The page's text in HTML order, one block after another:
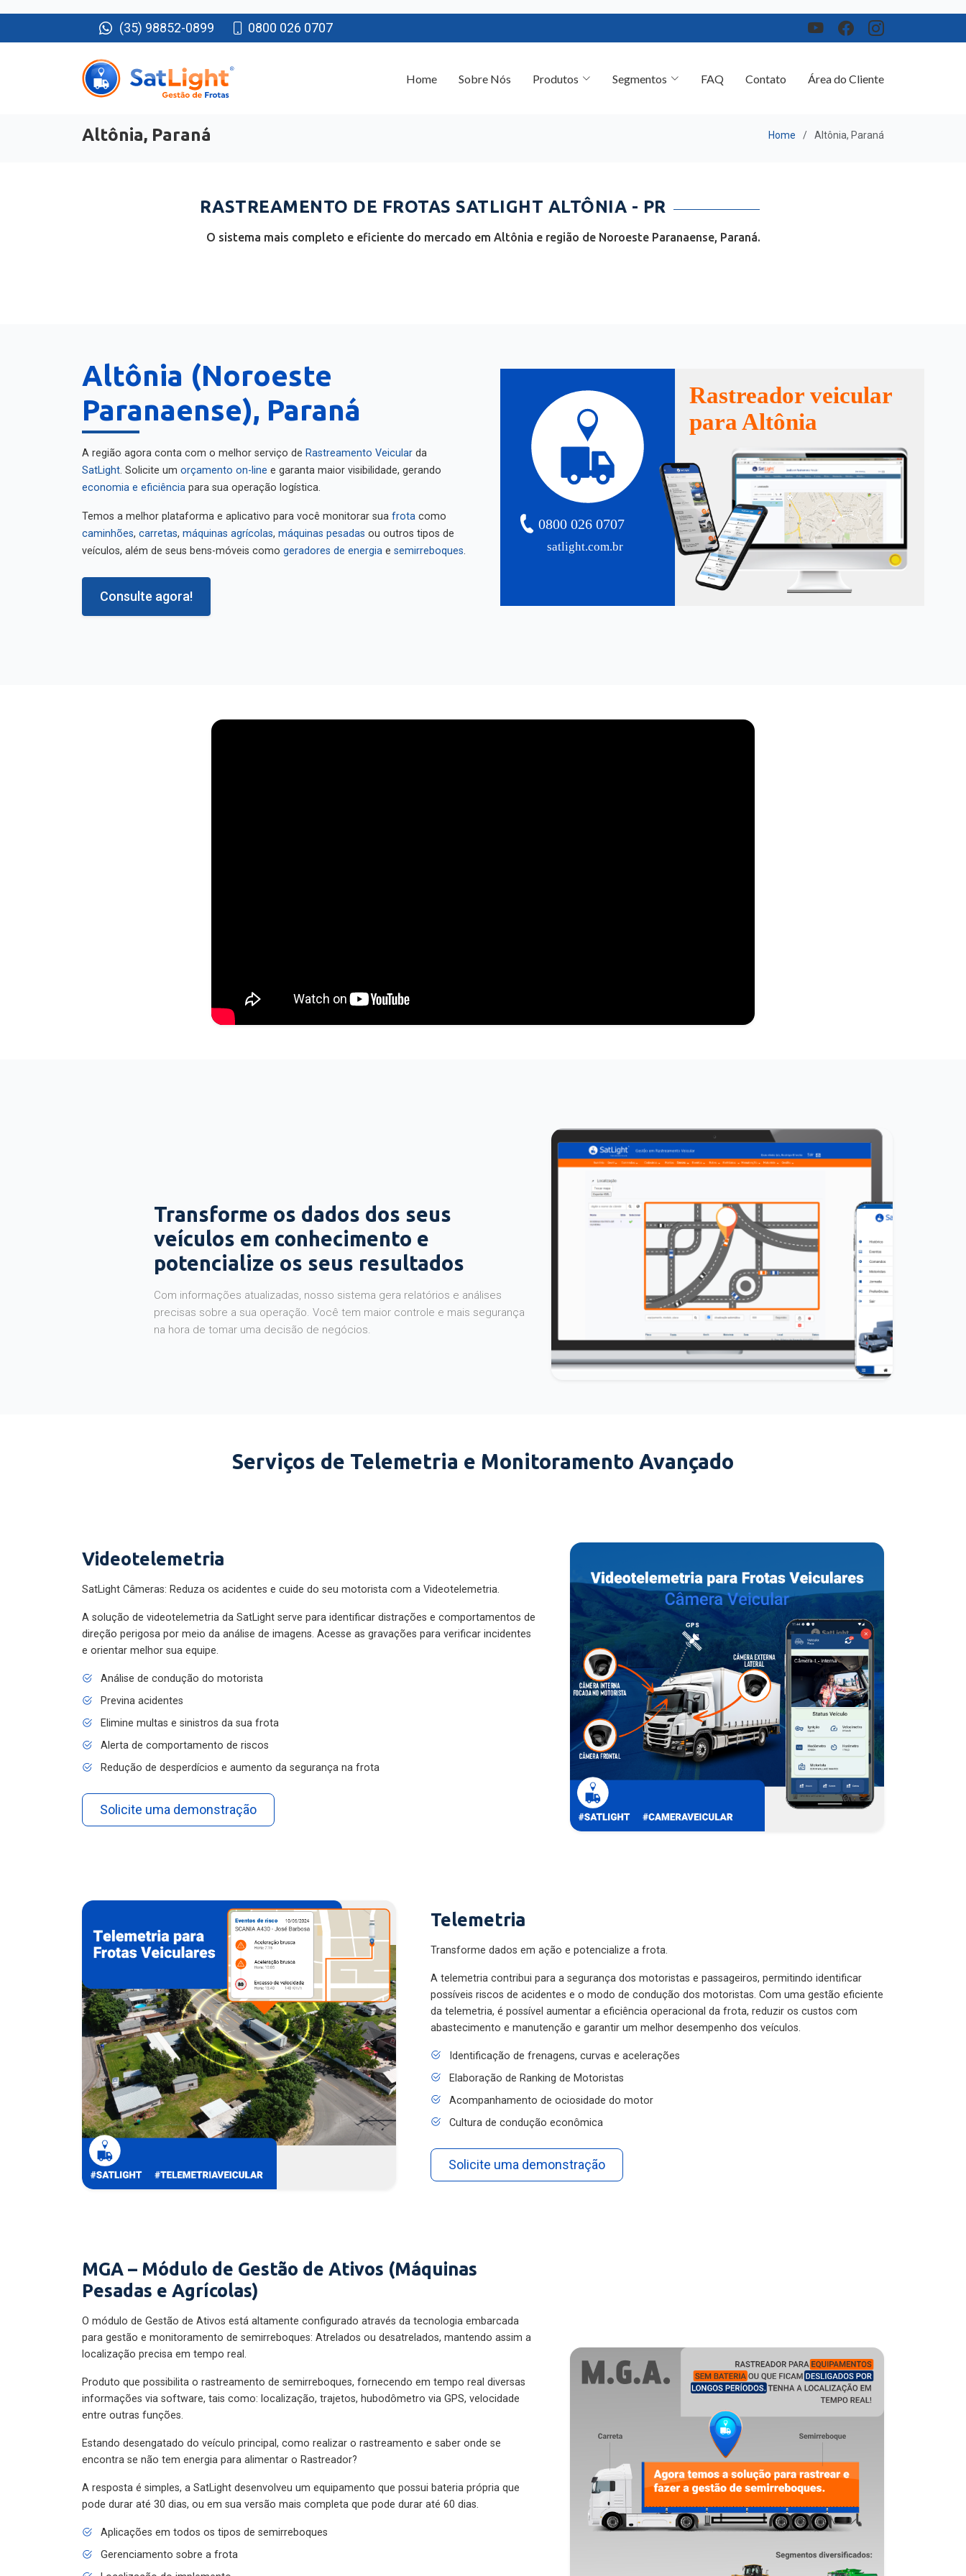
(35) 98852-0899 0800 026 0707
Altônia, Paraná
RASTREAMENTO DE FROTAS SATLIGHT ALTÔNIA - PR
O sistema mais completo e eficiente do mercado em Altônia e região de Noroeste Paranaense, Paraná.
Altônia (Noroeste
Paranaense), Paraná
A região agora conta com o melhor serviço de Rastreamento Veicular
da
SatLight
. Solicite um orçamento on-line
e garanta maior visibilidade, gerando
economia e eficiência
para sua operação logística.
Temos a melhor plataforma e aplicativo para você monitorar sua frota
caminhões
máquinas agrícolas máquinas pesadas
ou outros tipos de
veículos, além de seus bens-móveis como
geradores de energia semirreboques
Consulte agora!
satlight.com.br
0800 026 0707
Rastreador veicular
para Altônia
Transforme os dados dos seus
veículos em conhecimento e
potencialize os seus resultados
Com informações atualizadas, nosso sistema gera relatórios e análises
precisas sobre a sua operação. Você tem maior controle e mais segurança
na hora de tomar uma decisão de negócios.
Serviços de Telemetria e Monitoramento Avançado
Videotelemetria
SatLight Câmeras: Reduza os acidentes e cuide do seu motorista com a Videotelemetria.
A solução de videotelemetria da SatLight serve para identificar distrações e comportamentos de
direção perigosa por meio da análise de imagens. Acesse as gravações para verificar incidentes
e orientar melhor sua equipe.
Análise de condução do motorista
Previna acidentes
Elimine multas e sinistros da sua frota
Alerta de comportamento de riscos
Redução de desperdícios e aumento da segurança na frota
Solicite uma demonstração
Telemetria
Transforme dados em ação e potencialize a frota.
A telemetria contribui para a segurança dos motoristas e passageiros, permitindo identificar
possíveis riscos de acidentes e o modo de condução dos motoristas. Com uma gestão eficiente
da telemetria, é possível aumentar a eficiência operacional da frota, reduzir os custos com
abastecimento e manutenção e garantir um melhor desempenho dos veículos.
Identificação de frenagens, curvas e acelerações
Elaboração de Ranking de Motoristas
Acompanhamento de ociosidade do motor
Cultura de condução econômica
Solicite uma demonstração
MGA – Módulo de Gestão de Ativos (Máquinas
Pesadas e Agrícolas)
O módulo de Gestão de Ativos está altamente configurado através da tecnologia embarcada
para gestão e monitoramento de semirreboques: Atrelados ou desatrelados, mantendo assim a
localização precisa em tempo real.
Produto que possibilita o rastreamento de semirreboques, fornecendo em tempo real diversas
informações via software, tais como: localização, trajetos, hubodômetro via GPS, velocidade
entre outras funções.
Estando desengatado do veículo principal, como realizar o rastreamento e saber onde se
encontra se não tem energia para alimentar o Rastreador?
A resposta é simples, a SatLight desenvolveu um equipamento que possui bateria própria que
pode durar até 30 dias, ou em sua versão mais completa que pode durar até 60 dias.
Aplicações em todos os tipos de semirreboques
Gerenciamento sobre a frota
Localização do implemento